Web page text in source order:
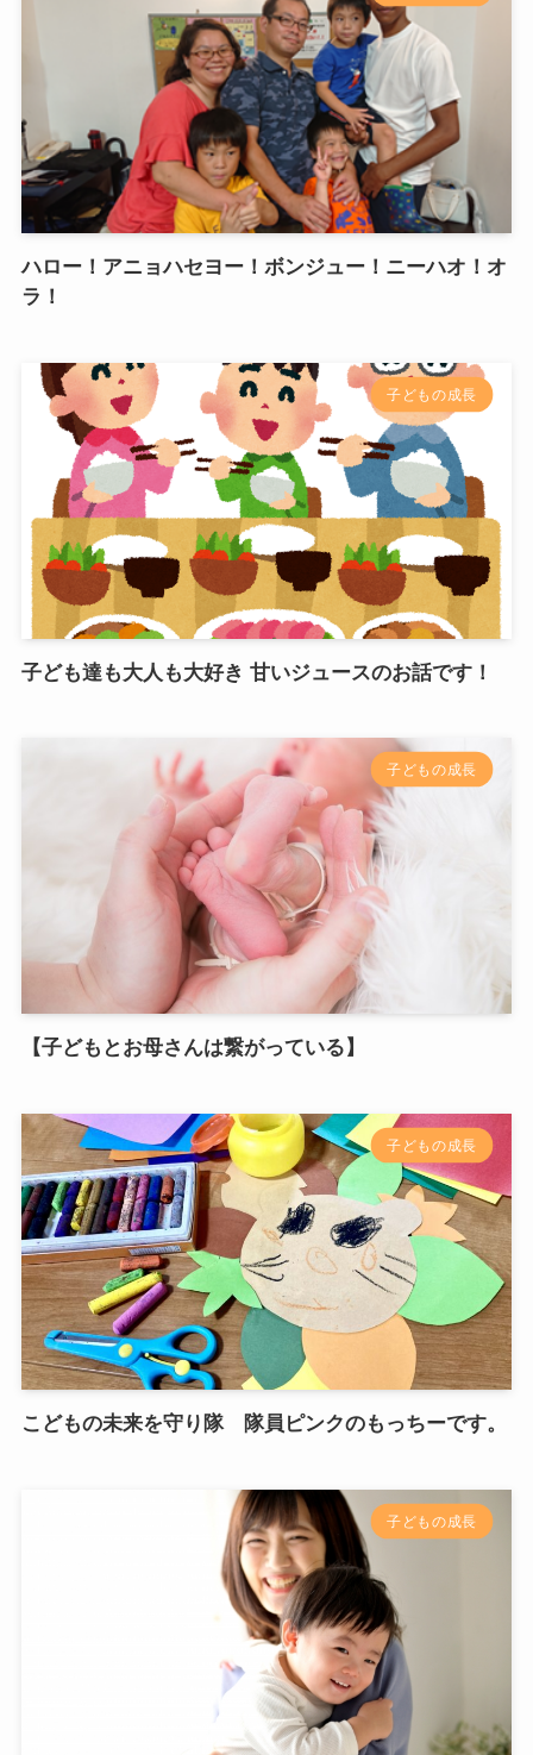
ハロー！アニョハセヨー！ボンジュー！ニーハオ！オ
ラ！
子どもの成長
子ども達も大人も大好き 甘いジュースのお話です！
子どもの成長
【子どもとお母さんは繋がっている】
子どもの成長
こどもの未来を守り隊 隊員ピンクのもっちーです。
子どもの成長